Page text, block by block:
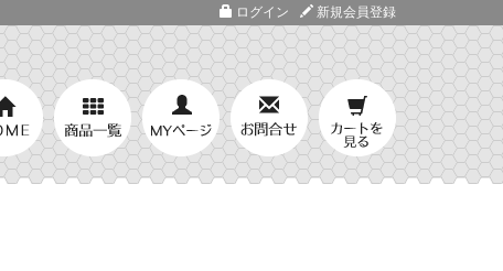
ログイン 新規会員登録